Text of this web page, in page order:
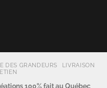
DES GRANDEURS
LIVRAISON
100% fait au Québec